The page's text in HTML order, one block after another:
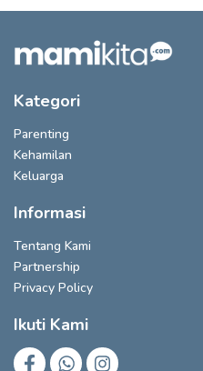
Kategori
Parenting
Kehamilan
Keluarga
Informasi
Tentang Kami
Partnership
Privacy Policy
Ikuti Kami